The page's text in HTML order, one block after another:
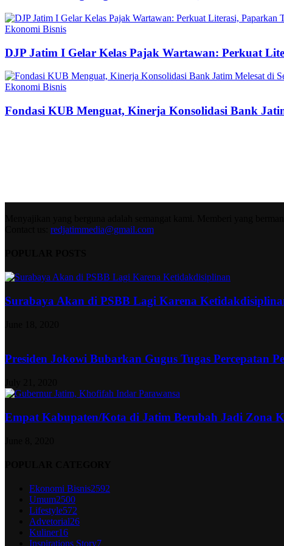
Ekonomi Bisnis
DJP Jatim I Gelar Kelas Pajak Wartawan: Perkuat
Ekonomi Bisnis
Fondasi KUB Menguat, Kinerja Konsolidasi Bank
redjatimmedia@gmail.com
Surabaya Akan di PSBB Lagi Karena
Presiden Jokowi Bubarkan Gugus Tugas Percepatan
Empat Kabupaten/Kota di Jatim Berubah Jadi Zona
Ekonomi Bisnis2592
Umum2500
Lifestyle572
Advetorial26
Kuliner16
Inspirations Story7